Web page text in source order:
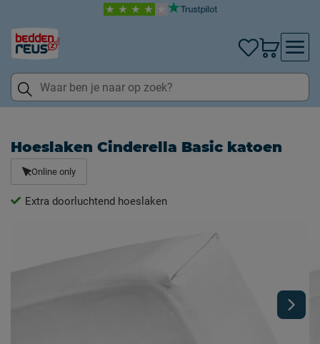
Hoeslaken Cinderella Basic katoen
Online only
Extra doorluchtend hoeslaken